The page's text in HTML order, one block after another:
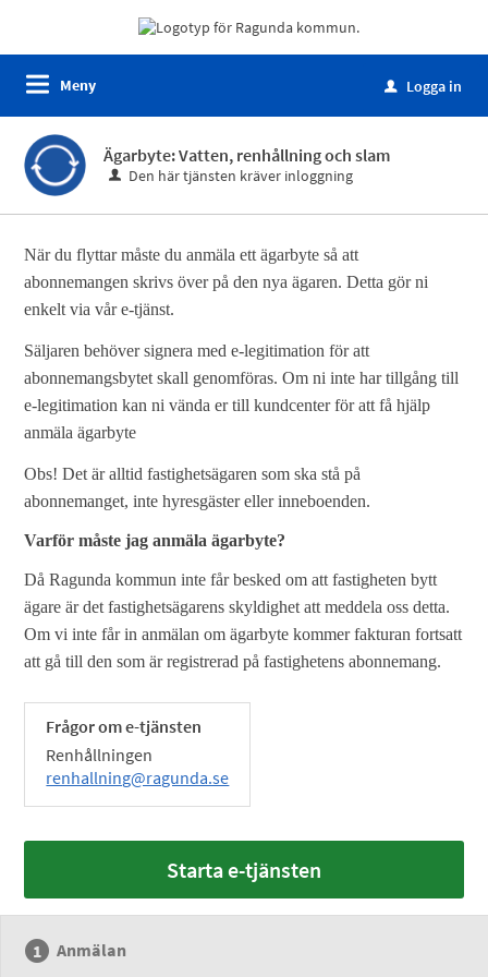
Meny u Logga in
Ägarbyte: Vatten, renhållning och slam
Den här tjänsten kräver inloggning
När du flyttar måste du anmäla ett ägarbyte så att
abonnemangen skrivs över på den nya ägaren. Detta gör ni
enkelt via vår e-tjänst.
Säljaren behöver signera med e-legitimation för att
abonnemangsbytet skall genomföras. Om ni inte har tillgång till
e-legitimation kan ni vända er till kundcenter för att få hjälp
anmäla ägarbyte
Obs! Det är alltid fastighetsägaren som ska stå på
abonnemanget, inte hyresgäster eller inneboenden.
Varför måste jag anmäla ägarbyte?
Då Ragunda kommun inte får besked om att fastigheten bytt
ägare är det fastighetsägarens skyldighet att meddela oss detta.
Om vi inte får in anmälan om ägarbyte kommer fakturan fortsatt
att gå till den som är registrerad på fastighetens abonnemang.
Frågor om e-tjänsten
Renhållningen
renhallning@ragunda.se
Starta e-tjänsten
Anmälan